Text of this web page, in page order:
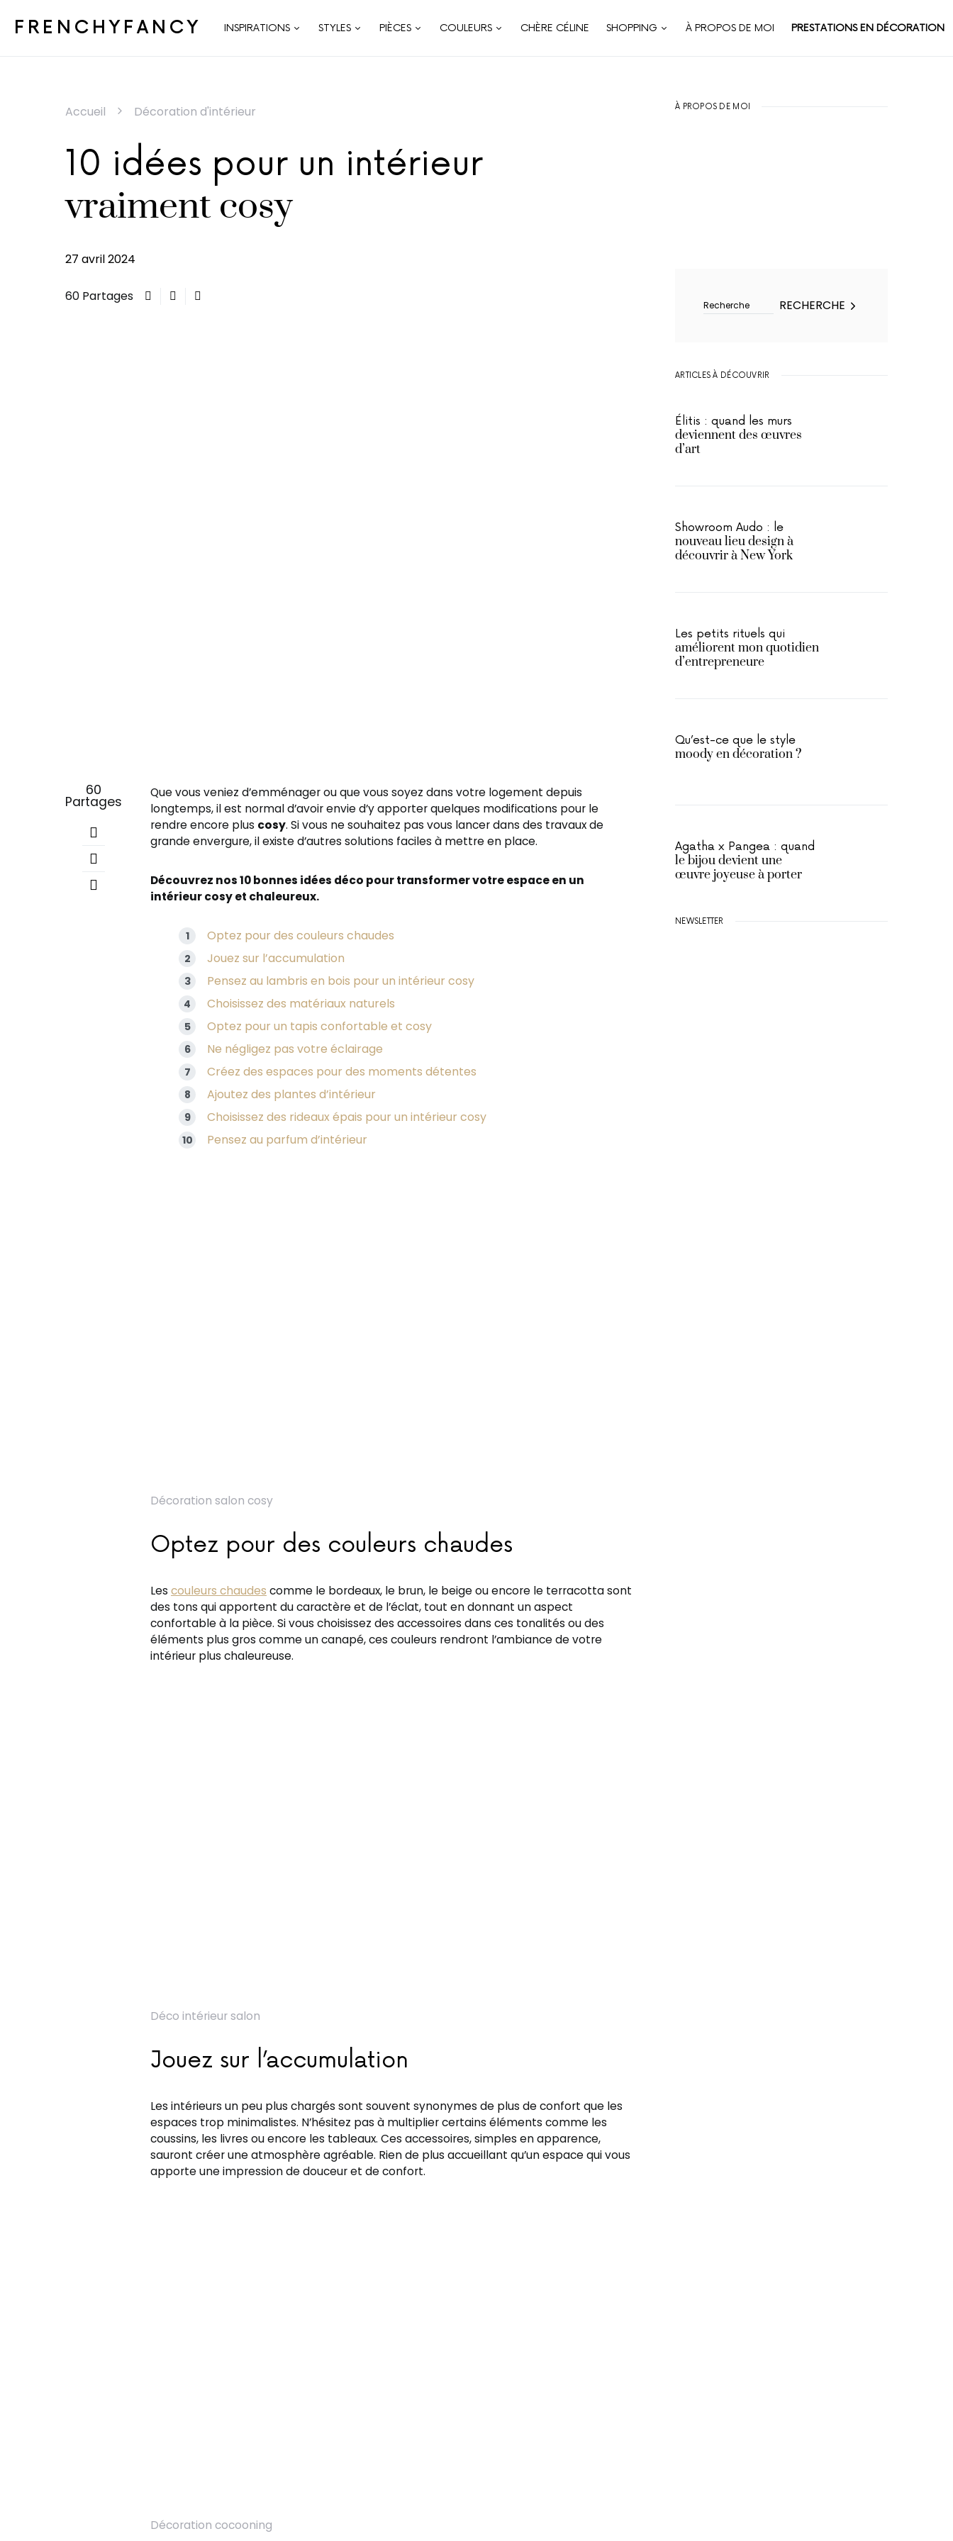
FRENCHYFANCY INSPIRATIONS STYLES PIÈCES COULEURS CHÈRE CÉLINE SHOPPING À PROPOS DE MOI PRESTATIONS EN DÉCORATION
Accueil Décoration d'intérieur
10 idées pour un intérieur
vraiment cosy
27 avril 2024
60 Partages
60
Partages
Que vous veniez d’emménager ou que vous soyez dans votre logement depuis
longtemps, il est normal d’avoir envie d’y apporter quelques modifications pour le
rendre encore plus cosy. Si vous ne souhaitez pas vous lancer dans des travaux de
grande envergure, il existe d’autres solutions faciles à mettre en place.
Découvrez nos 10 bonnes idées déco pour transformer votre espace en un
intérieur cosy et chaleureux.
Optez pour des couleurs chaudes
Jouez sur l’accumulation
Pensez au lambris en bois pour un intérieur cosy
Choisissez des matériaux naturels
Optez pour un tapis confortable et cosy
Ne négligez pas votre éclairage
Créez des espaces pour des moments détentes
Ajoutez des plantes d’intérieur
Choisissez des rideaux épais pour un intérieur cosy
Pensez au parfum d’intérieur
Décoration salon cosy
Optez pour des couleurs chaudes
Les couleurs chaudes comme le bordeaux, le brun, le beige ou encore le terracotta sont
des tons qui apportent du caractère et de l’éclat, tout en donnant un aspect
confortable à la pièce. Si vous choisissez des accessoires dans ces tonalités ou des
éléments plus gros comme un canapé, ces couleurs rendront l’ambiance de votre
intérieur plus chaleureuse.
Déco intérieur salon
Jouez sur l’accumulation
Les intérieurs un peu plus chargés sont souvent synonymes de plus de confort que les
espaces trop minimalistes. N’hésitez pas à multiplier certains éléments comme les
coussins, les livres ou encore les tableaux. Ces accessoires, simples en apparence,
sauront créer une atmosphère agréable. Rien de plus accueillant qu’un espace qui vous
apporte une impression de douceur et de confort.
Décoration cocooning
À PROPOS DE MOI
RECHERCHE
ARTICLES À DÉCOUVRIR
Élitis : quand les murs
deviennent des œuvres
d’art
Showroom Audo : le
nouveau lieu design à
découvrir à New York
Les petits rituels qui
améliorent mon quotidien
d’entrepreneure
Qu’est-ce que le style
moody en décoration ?
Agatha x Pangea : quand
le bijou devient une
œuvre joyeuse à porter
NEWSLETTER